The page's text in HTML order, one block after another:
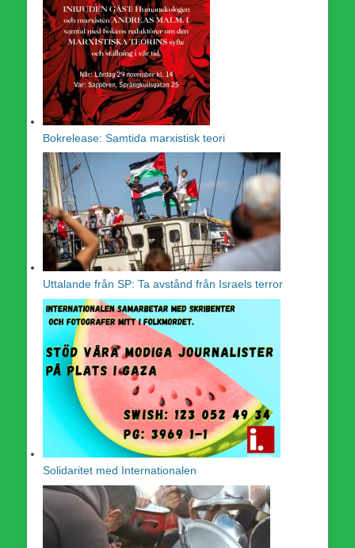
Bokrelease: Samtida marxistisk teori
Uttalande från SP: Ta avstånd från Israels terror
Solidaritet med Internationalen